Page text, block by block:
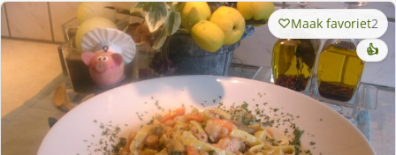
Maak favoriet2
👍